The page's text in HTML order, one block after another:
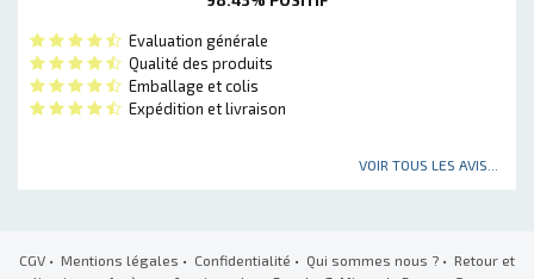
Evaluation générale
Qualité des produits
Emballage et colis
Expédition et livraison
VOIR TOUS LES AVIS...
CGV • Mentions légales • Confidentialité • Qui sommes nous ? • Retour et